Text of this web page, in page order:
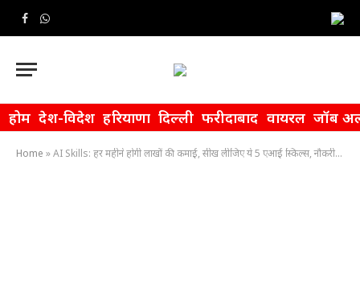
Facebook
WhatsApp
होम देश-विदेश हरियाणा दिल्ली फरीदाबाद वायरल जॉब
Home »AI Skills: हर महीने होगी लाखों की कमाई, सीख लीजिए ये 5 एआई स्किल्स, नौकरी की गारंटी पक्की